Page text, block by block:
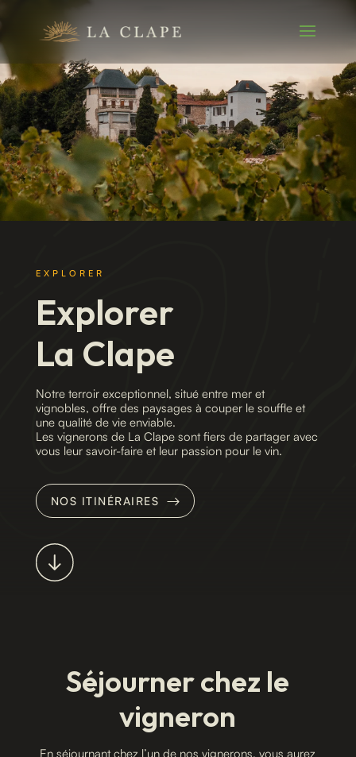
EXPLORER
Explorer
La Clape
Notre terroir exceptionnel, situé entre mer et
vignobles, offre des paysages à couper le souffle et
une qualité de vie enviable.
Les vignerons de La Clape sont fiers de partager avec
vous leur savoir-faire et leur passion pour le vin.
NOS ITINÉRAIRES
Séjourner chez le
vigneron
En séjournant chez l’un de nos vignerons, vous aurez